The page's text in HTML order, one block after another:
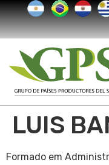
LUIS
Formado em